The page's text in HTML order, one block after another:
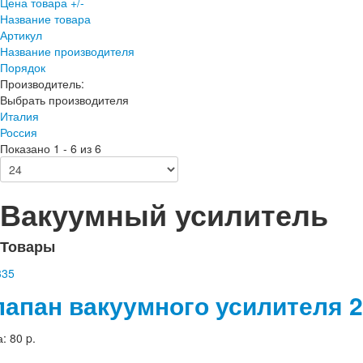
Название товара
Артикул
Название производителя
Порядок
Производитель:
Выбрать производителя
Италия
Россия
Показано 1 - 6 из 6
Вакуумный усилитель
Товары
вакуумного усилителя
80 p.